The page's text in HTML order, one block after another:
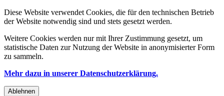
Diese Website verwendet Cookies, die für den technischen Betrieb
der Website notwendig sind und stets gesetzt werden.
Weitere Cookies werden nur mit Ihrer Zustimmung gesetzt, um
statistische Daten zur Nutzung der Website in anonymisierter Form
zu sammeln.
Mehr dazu in unserer Datenschutzerklärung.
Ablehnen